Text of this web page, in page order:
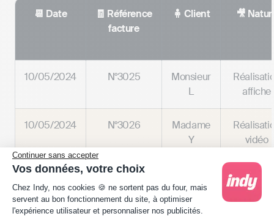
Continuer sans accepter
Vos données, votre choix
Plateforme de Gestion du Consentement :
Chez Indy, nos cookies 🍪 ne sortent pas du four, mais
servent au bon fonctionnement du site, à optimiser
l'expérience utilisateur et personnaliser nos publicités.
📆 Date
🧾 Référence
facture
🧍 Client 🎥
10/05/2024 N°3025
Monsieur
L
affiche
10/05/2024 N°3026
Madame
Y
vidéo
13/05/2024 N°3027
C
site